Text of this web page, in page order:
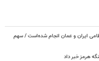
ایران و عمان انجام شده‌است / سهم
هرمز خبر داد